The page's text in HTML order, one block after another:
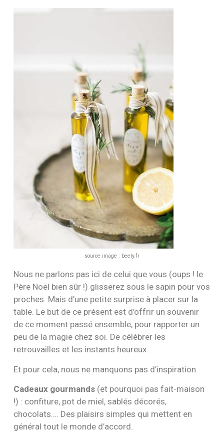
source image : beely.fr
Nous ne parlons pas ici de celui que vous (oups ! le
Père Noël bien sûr !) glisserez sous le sapin pour vos
proches. Mais d’une petite surprise à placer sur la
table. Le but de ce présent est d’offrir un souvenir
de ce moment passé ensemble, pour rapporter un
peu de la magie chez soi. De célébrer les
retrouvailles et les instants heureux.
Et pour cela, nous ne manquons pas d’inspiration.
Cadeaux gourmands (et pourquoi pas fait-maison
!) : confiture, pot de miel, sablés décorés,
chocolats…. Des plaisirs simples qui mettent en
général tout le monde d’accord.